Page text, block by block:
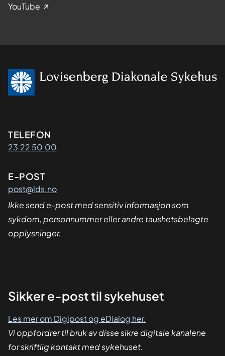
YouTube
Kontaktinformasjon
TELEFON
23 22 50 00
E-POST
post@lds.no
Ikke send e-post med sensitiv informasjon som
sykdom, personnummer eller andre taushetsbelagte
opplysninger.
Sikker
Sikker e-post til sykehuset
Les mer om Digipost og eDialog her.
Vi oppfordrer til bruk av disse sikre digitale kanalene
for skriftlig kontakt med sykehuset.